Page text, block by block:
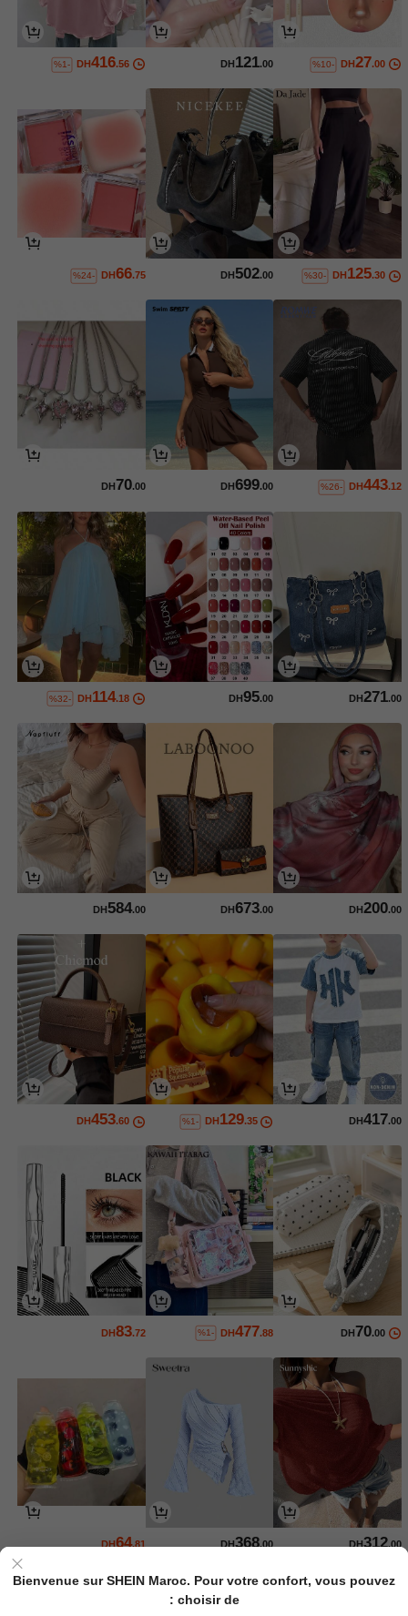
DH27.00
%10-
DH121.00
DH416.56
%1-
DH125.30
%30-
DH502.00
DH66.75
%24-
DH443.12
%26-
DH699.00
DH70.00
DH271.00
DH95.00
DH114.18
%32-
DH200.00
DH673.00
DH584.00
DH417.00
DH 129.35
%1-
DH453.60
DH70.00
DH477.88
%1-
DH83.72
DH312.00
DH368.00
DH64.81
Bienvenue sur SHEIN Maroc. Pour votre confort, vous pouvez
choisir de :